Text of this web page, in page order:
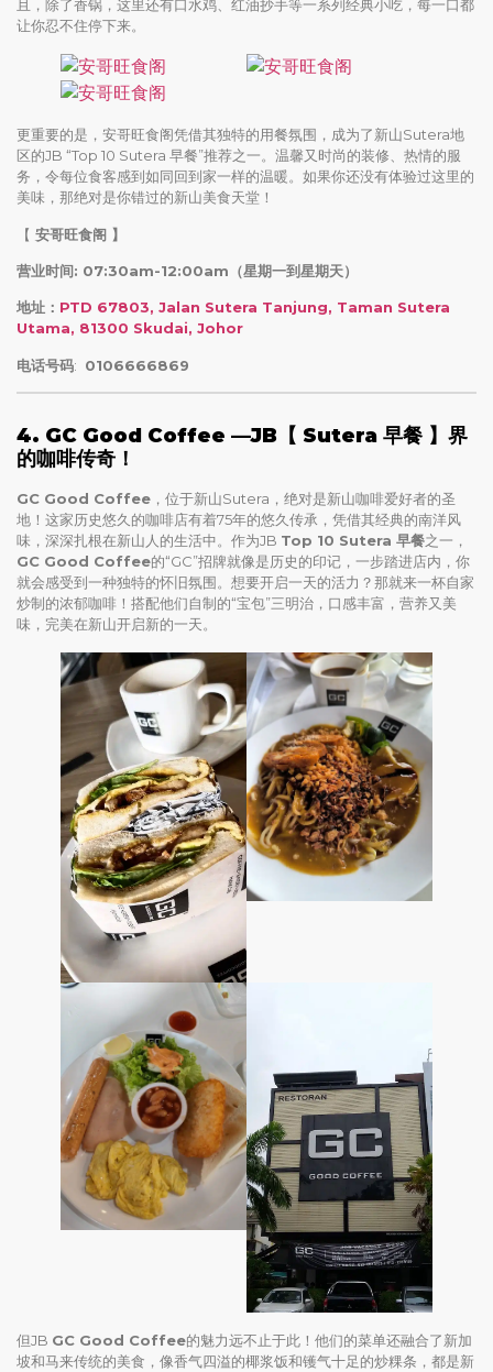
且，除了香锅，这里还有口水鸡、红油抄手等一系列经典小吃，每一口都
让你忍不住停下来。
更重要的是，安哥旺食阁凭借其独特的用餐氛围，成为了新山Sutera地
区的JB “Top 10 Sutera 早餐”推荐之一。温馨又时尚的装修、热情的服
务，令每位食客感到如同回到家一样的温暖。如果你还没有体验过这里的
美味，那绝对是你错过的新山美食天堂！
【 安哥旺食阁 】
营业时间: 07:30am-12:00am（星期一到星期天）
地址： PTD 67803, Jalan Sutera Tanjung, Taman Sutera
Utama, 81300 Skudai, Johor
电话号码: 0106666869
4. GC Good Coffee —JB 【 Sutera 早餐 】界
的咖啡传奇！
GC Good Coffee ，位于新山Sutera，绝对是新山咖啡爱好者的圣
地！这家历史悠久的咖啡店有着75年的悠久传承，凭借其经典的南洋风
味，深深扎根在新山人的生活中。作为JB Top 10 Sutera 早餐之一，
GC Good Coffee的“GC”招牌就像是历史的印记，一步踏进店内，你
就会感受到一种独特的怀旧氛围。想要开启一天的活力？那就来一杯自家
炒制的浓郁咖啡！搭配他们自制的“宝包”三明治，口感丰富，营养又美
味，完美在新山开启新的一天。
但JB GC Good Coffee的魅力远不止于此！他们的菜单还融合了新加
坡和马来传统的美食，像香气四溢的椰浆饭和镬气十足的炒粿条，都是新